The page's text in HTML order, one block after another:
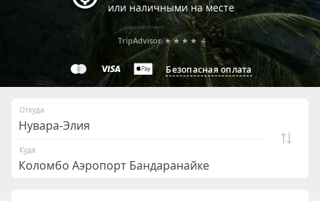
или наличными на месте
Безопасная оплата
TripAdvisor ★★★★ 4
Откуда
Куда